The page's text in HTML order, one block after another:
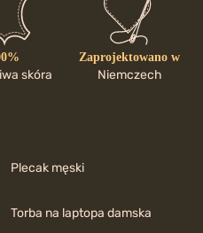
skóra
Zaprojektowano w
Niemczech
Plecak męski
Torba na laptopa damska